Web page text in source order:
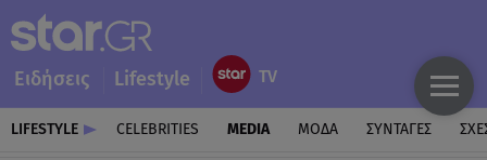
Ειδήσεις Lifestyle
LIFESTYLE CELEBRITIES MEDIA ΜΟΔΑ ΣΥΝΤΑΓΕΣ